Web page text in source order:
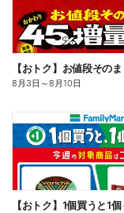
8月3日 ～8月10日